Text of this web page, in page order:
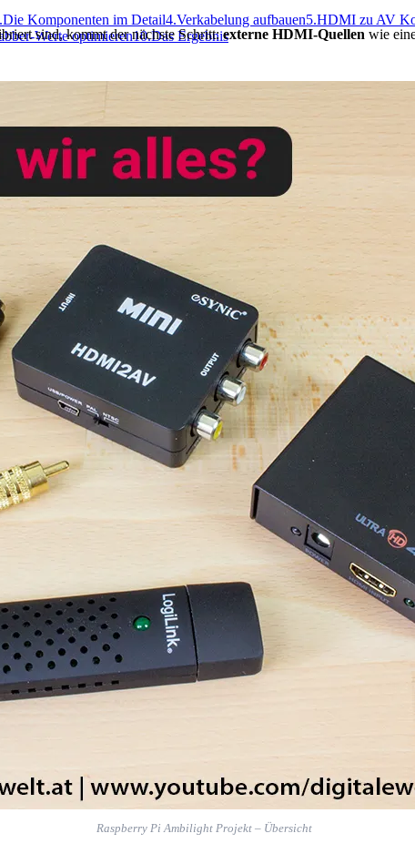
Die Komponenten im Detail4.Verkabelung aufbauen5.HDMI zu AV
Werte optimieren10.Das Ergebnis
sind, kommt der nächste Schritt:externe HDMI-Quellen wie
Raspberry Pi Ambilight Projekt – Übersicht